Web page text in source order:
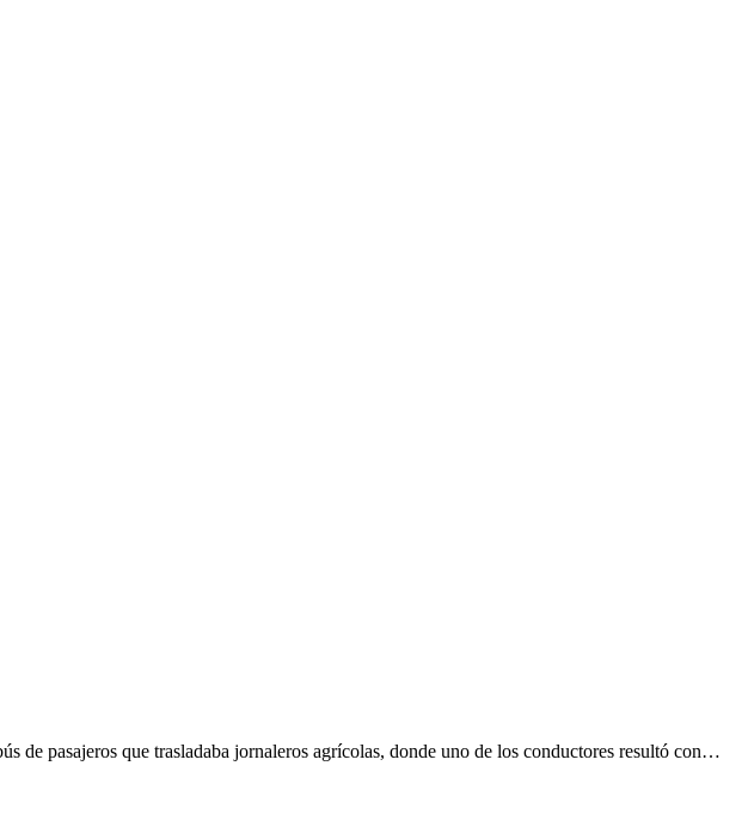
de pasajeros que trasladaba jornaleros agrícolas, donde uno de los conductores resultó con…